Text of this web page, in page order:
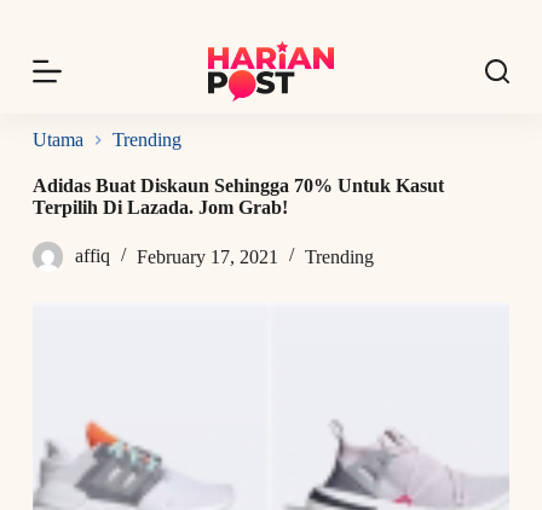
p
o
n
n
Utama Trending
Adidas Buat Diskaun Sehingga 70% Untuk Kasut
Terpilih Di Lazada. Jom Grab!
affiq February 17, 2021 Trending